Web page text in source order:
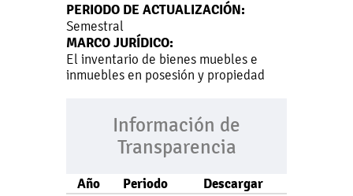
PERIODO DE ACTUALIZACIÓN:
Semestral
MARCO JURÍDICO:
El inventario de bienes muebles e
inmuebles en posesión y propiedad
Información de
Transparencia
Año Periodo Descargar